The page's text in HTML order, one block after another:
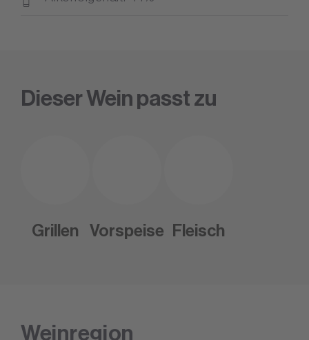
Dieser Wein passt zu
Grillen Vorspeise Fleisch
Weinregion